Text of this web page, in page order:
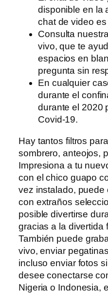
disponible en la
chat de video
Consulta
vivo, que te
espacios en
pregunta sin
En cualquier
durante el
durante el 2020
Covid-19.
Hay tantos filtros
sombrero, anteojos,
Impresiona a tu
con el chico guapo
vez instalado,
con extraños
posible divertirse
gracias a la divertida
También puede
vivo, enviar
incluso enviar fotos
desee conectarse
Nigeria o Indonesia,